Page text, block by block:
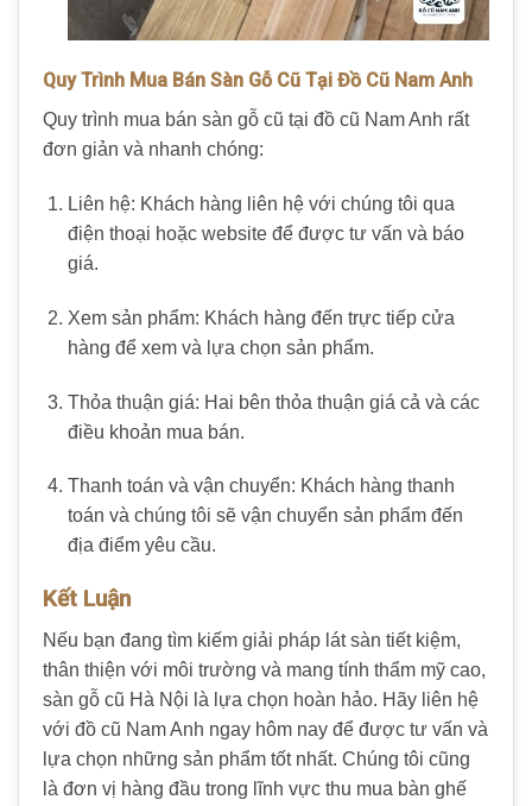
Quy Trình Mua Bán Sàn Gỗ Cũ Tại Đồ Cũ Nam Anh
Quy trình mua bán sàn gỗ cũ tại đồ cũ Nam Anh rất
đơn giản và nhanh chóng:
Liên hệ: Khách hàng liên hệ với chúng tôi qua
điện thoại hoặc website để được tư vấn và báo
giá.
Xem sản phẩm: Khách hàng đến trực tiếp cửa
hàng để xem và lựa chọn sản phẩm.
Thỏa thuận giá: Hai bên thỏa thuận giá cả và các
điều khoản mua bán.
Thanh toán và vận chuyển: Khách hàng thanh
toán và chúng tôi sẽ vận chuyển sản phẩm đến
địa điểm yêu cầu.
Kết Luận
Nếu bạn đang tìm kiếm giải pháp lát sàn tiết kiệm,
thân thiện với môi trường và mang tính thẩm mỹ cao,
sàn gỗ cũ Hà Nội là lựa chọn hoàn hảo. Hãy liên hệ
với đồ cũ Nam Anh ngay hôm nay để được tư vấn và
lựa chọn những sản phẩm tốt nhất. Chúng tôi cũng
là đơn vị hàng đầu trong lĩnh vực thu mua bàn ghế